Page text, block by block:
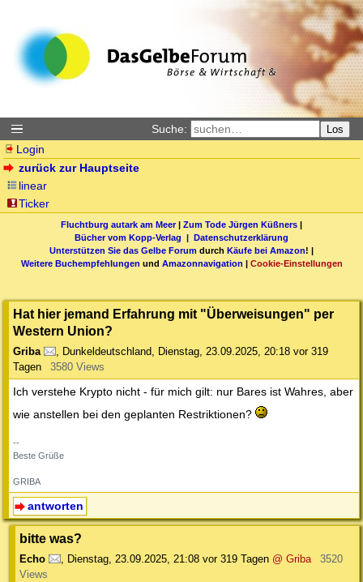
Suche: Los
Login
zurück zur Hauptseite
linear
Ticker
Fluchtburg autark am Meer| Zum Tode Jürgen Küßners |
Bücher vom Kopp-Verlag | Datenschutzerklärung
Unterstützen Sie das Gelbe Forum durch Käufe bei Amazon! |
Weitere Buchempfehlungen und Amazonnavigation | Cookie-Einstellungen
Hat hier jemand Erfahrung mit "Überweisungen" per
Western Union?
Griba , Dunkeldeutschland, Dienstag, 23.09.2025, 20:18 vor 319
Tagen
3580 Views
Ich verstehe Krypto nicht - für mich gilt: nur Bares ist Wahres, aber
wie anstellen bei den geplanten Restriktionen?
--
Beste Grüße
GRIBA
antworten
bitte was?
Echo , Dienstag, 23.09.2025, 21:08 vor 319 Tagen @ Griba
3520
Views